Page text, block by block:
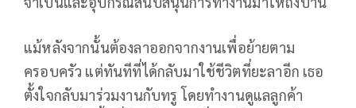
แม้หลังจากนั้นต้องลาออกจากงานเพื่อย้ายตาม
ครอบครัว แต่ทันทีที่ได้กลับมาใช้ชีวิตที่ยะลาอีก เธอ
ตั้งใจกลับมาร่วมงานกับทรู โดยทำงานดูแลลูกค้า